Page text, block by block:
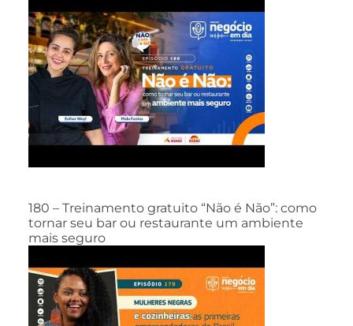
180 – Treinamento gratuito “Não é Não”: como
tornar seu bar ou restaurante um ambiente
mais seguro